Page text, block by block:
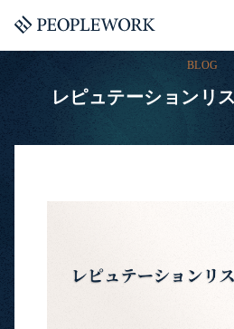
BLOG
レピュテーションリ